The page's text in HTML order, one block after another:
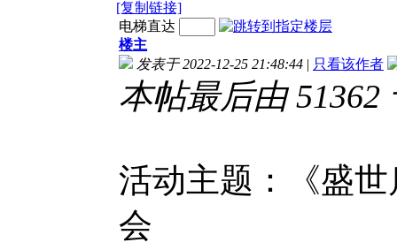
[复制链接]
电梯直达
楼主
发表于 2022-12-25 21:48:44 | 只看该作者
本帖最后由 51362
活动主题：《盛
会